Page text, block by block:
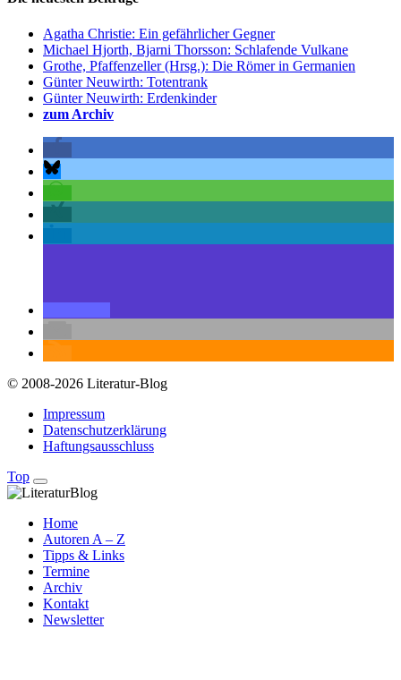
Agatha Christie: Ein gefährlicher Gegner
Michael Hjorth, Bjarni Thorsson: Schlafende Vulkane
Grothe, Pfaffenzeller (Hrsg.): Die Römer in Germanien
Günter Neuwirth: Totentrank
Günter Neuwirth: Erdenkinder
zum Archiv
© 2008-2026 Literatur-Blog
Impressum
Datenschutzerklärung
Haftungsausschluss
Top
Home
Autoren A – Z
Tipps & Links
Termine
Archiv
Kontakt
Newsletter